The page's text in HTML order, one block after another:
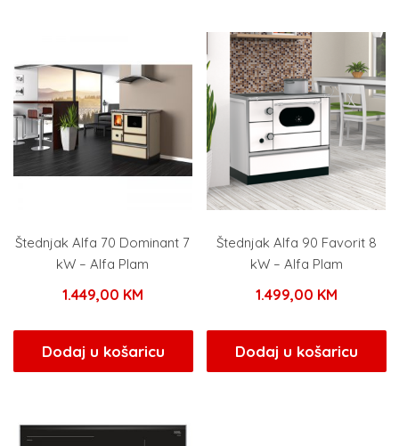
Štednjak Alfa 70 Dominant 7
kW – Alfa Plam
1.449,00 KM
Dodaj u košaricu
Štednjak Alfa 90 Favorit 8
kW – Alfa Plam
1.499,00 KM
Dodaj u košaricu